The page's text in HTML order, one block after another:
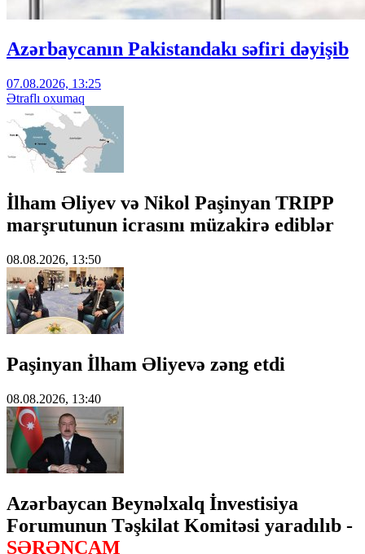
Azərbaycanın Pakistandakı səfiri dəyişib
07.08.2026, 13:25
Ətraflı oxumaq
İlham Əliyev və Nikol Paşinyan TRIPP
marşrutunun icrasını müzakirə ediblər
08.08.2026, 13:50
Paşinyan İlham Əliyevə zəng etdi
08.08.2026, 13:40
Azərbaycan Beynəlxalq İnvestisiya
Forumunun Təşkilat Komitəsi yaradılıb -
SƏRƏNCAM